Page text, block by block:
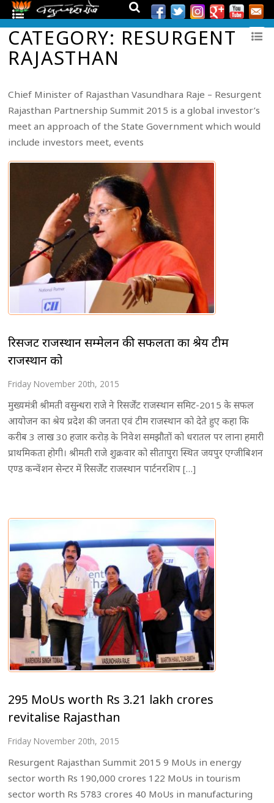
CATEGORY: RESURGENT
RAJASTHAN
Chief Minister of Rajasthan Vasundhara Raje – Resurgent
Rajasthan Partnership Summit 2015 is a global investor’s
meet an approach of the State Government which would
include investors meet, events
रिसर्जेंट राजस्थान सम्मेलन की सफलता का श्रेय टीम
राजस्थान को
Friday November 20th, 2015
मुख्यमंत्री श्रीमती वसुन्धरा राजे ने रिसर्जेंट राजस्थान समिट-2015 के सफल
आयोजन का श्रेय प्रदेश की जनता एवं टीम राजस्थान को देते हुए कहा कि
करीब 3 लाख 30 हजार करोड़ के निवेश समझौतों को धरातल पर लाना हमारी
प्राथमिकता होगी। श्रीमती राजे शुक्रवार को सीतापुरा स्थित जयपुर एग्जीबिशन
एण्ड कन्वेंशन सेन्टर में रिसर्जेंट राजस्थान पार्टनरशिप […]
295 MoUs worth Rs 3.21 lakh crores
revitalise Rajasthan
Friday November 20th, 2015
Resurgent Rajasthan Summit 2015 9 MoUs in energy
sector worth Rs 190,000 crores 122 MoUs in tourism
sector worth Rs 5783 crores 40 MoUs in manufacturing